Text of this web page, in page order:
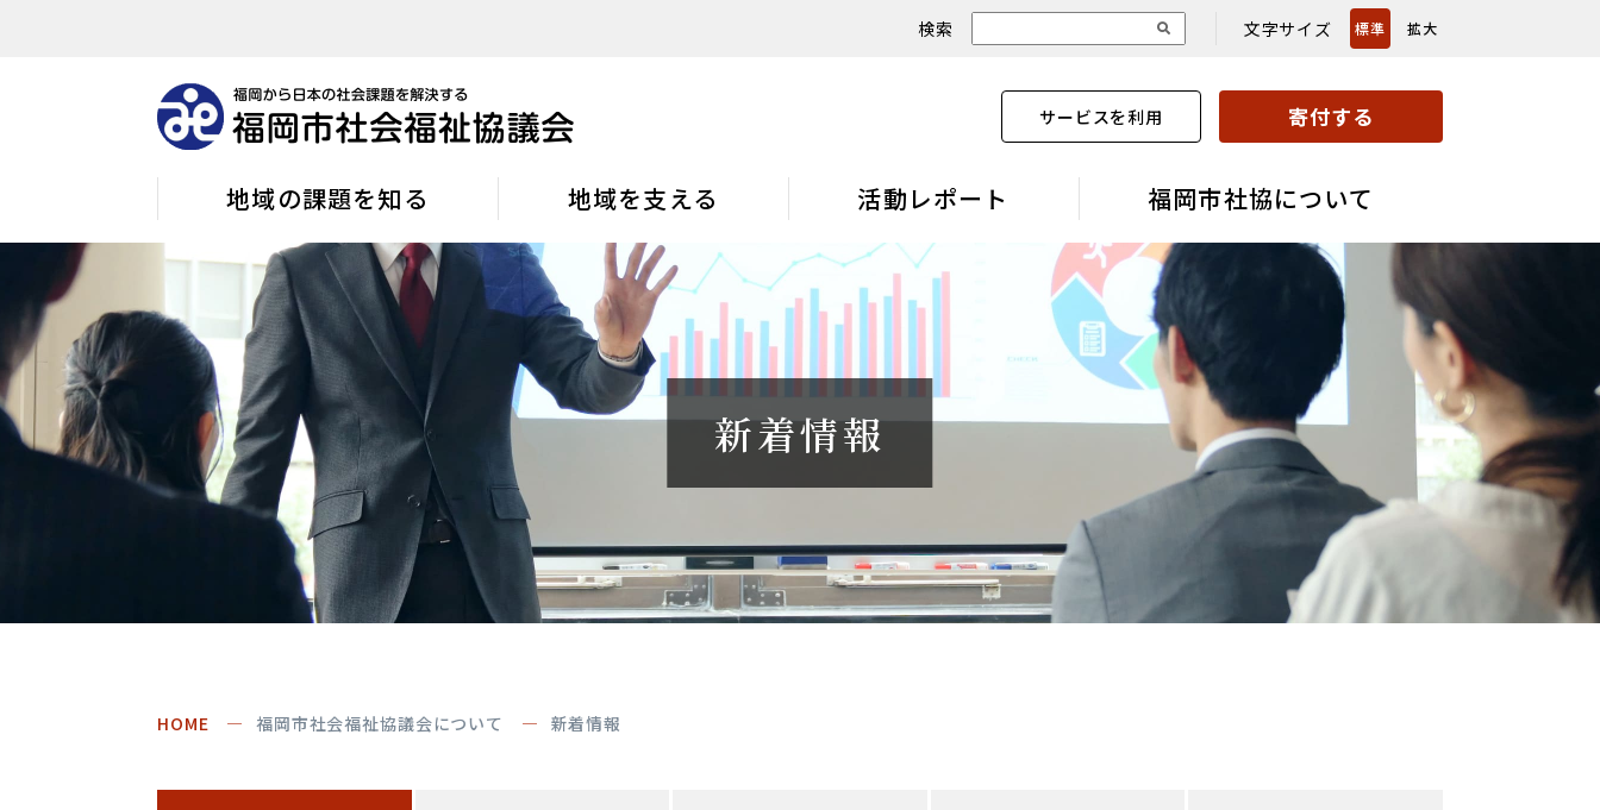
検索 文字サイズ 標準 拡大
サービスを利用 寄付する
地域の課題を知る 地域を支える 活動レポート 福岡市社協について
新着情報
HOME 福岡市社会福祉協議会について 新着情報